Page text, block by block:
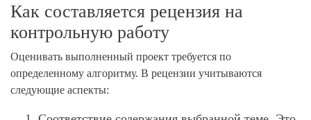
Как составляется рецензия на
контрольную работу
Оценивать выполненный проект требуется по
определенному алгоритму. В рецензии учитываются
следующие аспекты: